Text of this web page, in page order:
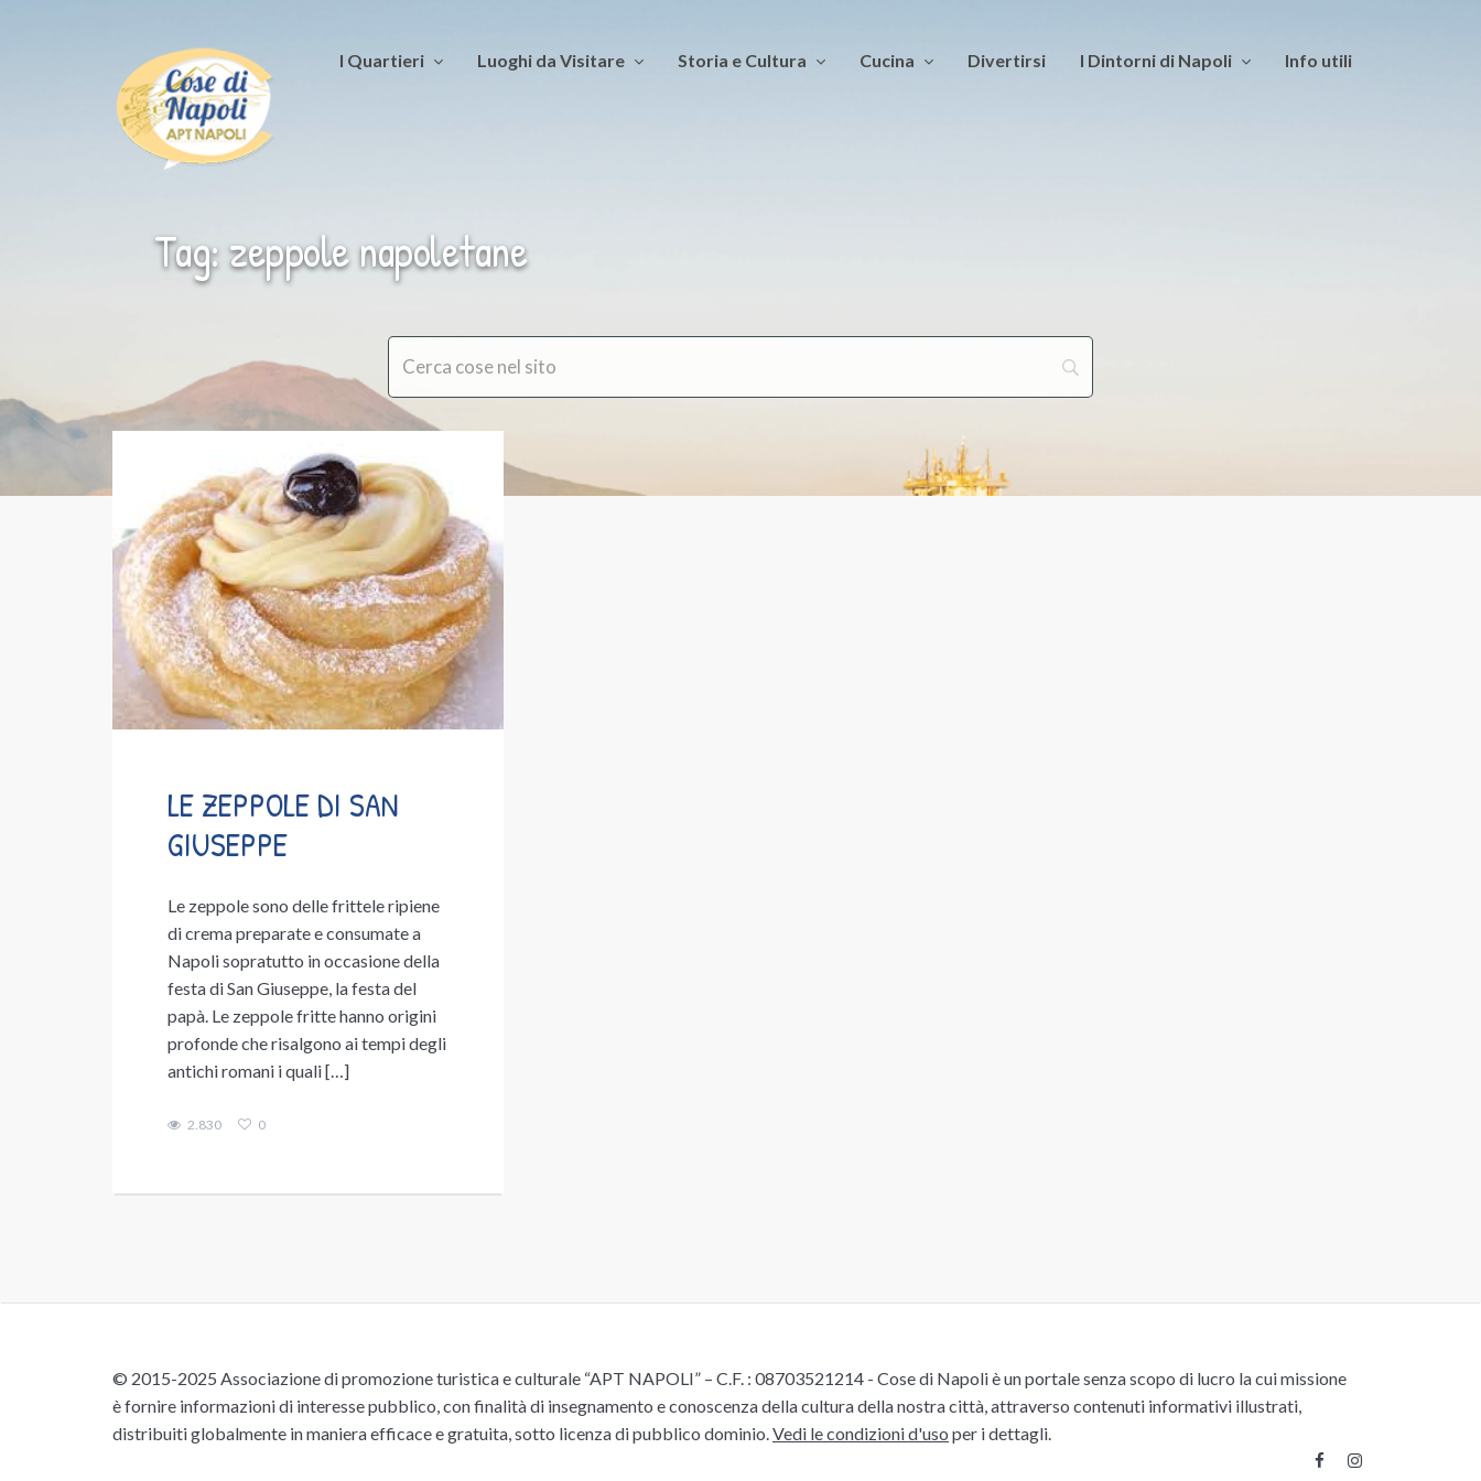
I Quartieri Luoghi da Visitare Storia e Cultura Cucina Divertirsi I Dintorni di Napoli Info utili
Tag: zeppole napoletane
LE ZEPPOLE DI SAN
GIUSEPPE
Le zeppole sono delle frittele ripiene
di crema preparate e consumate a
Napoli sopratutto in occasione della
festa di San Giuseppe, la festa del
papà. Le zeppole fritte hanno origini
profonde che risalgono ai tempi degli
antichi romani i quali […]
2.830 0
© 2015-2025 Associazione di promozione turistica e culturale “APT NAPOLI” – C.F. : 08703521214 - Cose di Napoli è un portale senza scopo di lucro la cui missione
è fornire informazioni di interesse pubblico, con finalità di insegnamento e conoscenza della cultura della nostra città, attraverso contenuti informativi illustrati,
distribuiti globalmente in maniera efficace e gratuita, sotto licenza di pubblico dominio. Vedi le condizioni d'uso per i dettagli.